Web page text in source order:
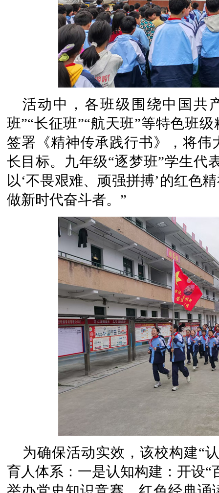
活动中，各班级围绕中国共
班”“长征班”“航天班”等特色班
签署《精神传承践行书》，将
长目标。九年级“逐梦班”学生代
以‘不畏艰难、顽强拼搏’的红色
做新时代奋斗者。”
为确保活动实效，该校构建
育人体系：一是认知构建：开设